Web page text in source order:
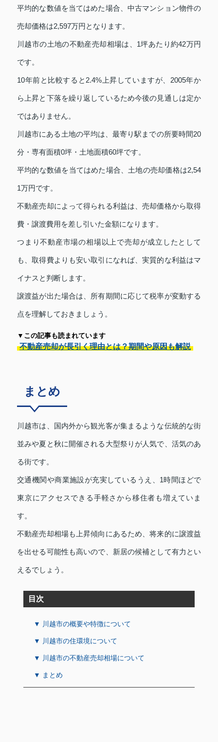
平均的な数値を当てはめた場合、中古マンション物件の
売却価格は2,597万円となります。
川越市の土地の不動産売却相場は、1坪あたり約42万円
です。
10年前と比較すると2.4%上昇していますが、2005年か
ら上昇と下落を繰り返しているため今後の見通しは定か
ではありません。
川越市にある土地の平均は、最寄り駅までの所要時間20
分・専有面積0坪・土地面積60坪です。
平均的な数値を当てはめた場合、土地の売却価格は2,54
1万円です。
不動産売却によって得られる利益は、売却価格から取得
費・譲渡費用を差し引いた金額になります。
つまり不動産市場の相場以上で売却が成立したとして
も、取得費よりも安い取引になれば、実質的な利益はマ
イナスと判断します。
譲渡益が出た場合は、所有期間に応じて税率が変動する
点を理解しておきましょう。
▼この記事も読まれています
不動産売却が長引く理由とは？期間や原因も解説
まとめ
川越市は、国内外から観光客が集まるような伝統的な街
並みや夏と秋に開催される大型祭りが人気で、活気のあ
る街です。
交通機関や商業施設が充実しているうえ、1時間ほどで
東京にアクセスできる手軽さから移住者も増えていま
す。
不動産売却相場も上昇傾向にあるため、将来的に譲渡益
を出せる可能性も高いので、新居の候補として有力とい
えるでしょう。
目次
▼ 川越市の概要や特徴について
▼ 川越市の住環境について
▼ 川越市の不動産売却相場について
▼ まとめ